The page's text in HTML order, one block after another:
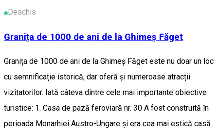
Deschis
Granița de 1000 de ani de la Ghimeș Făget
Granița de 1000 de ani de la Ghimeș Făget este nu doar un loc
cu semnificație istorică, dar oferă și numeroase atracții
vizitatorilor. Iată câteva dintre cele mai importante obiective
turistice: 1. Casa de pază feroviară nr. 30 A fost construită în
perioada Monarhiei Austro-Ungare și era cea mai estică casă